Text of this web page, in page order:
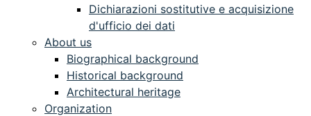
Dichiarazioni sostitutive e acquisizione
d'ufficio dei dati
About us
Biographical background
Historical background
Architectural heritage
Organization